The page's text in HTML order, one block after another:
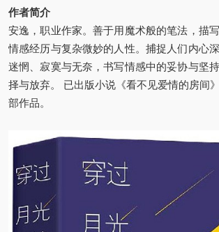
作者简介
安逸，职业作家。善于用魔术般的笔法，描
情感经历与复杂微妙的人性。捕捉人们内心
迷惘、寂寞与无奈，书写情感中的妥协与坚
择与放弃。 已出版小说《看不见爱情的房间
部作品。